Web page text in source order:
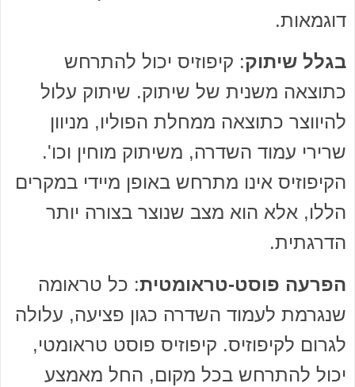
דוגמאות.
בגלל שיתוק: קיפוזיס יכול להתרחש
כתוצאה משנית של שיתוק. שיתוק עלול
להיווצר כתוצאה ממחלת הפוליו, מניוון
שרירי עמוד השדרה, משיתוק מוחין וכו'.
הקיפוזיס אינו מתרחש באופן מיידי במקרים
הללו, אלא הוא מצב שנוצר בצורה יותר
הדרגתית.
הפרעה פוסט-טראומטית: כל טראומה
שנגרמת לעמוד השדרה כגון פציעה, עלולה
לגרום לקיפוזיס. קיפוזיס פוסט טראומטי,
יכול להתרחש בכל מקום, החל מאמצע